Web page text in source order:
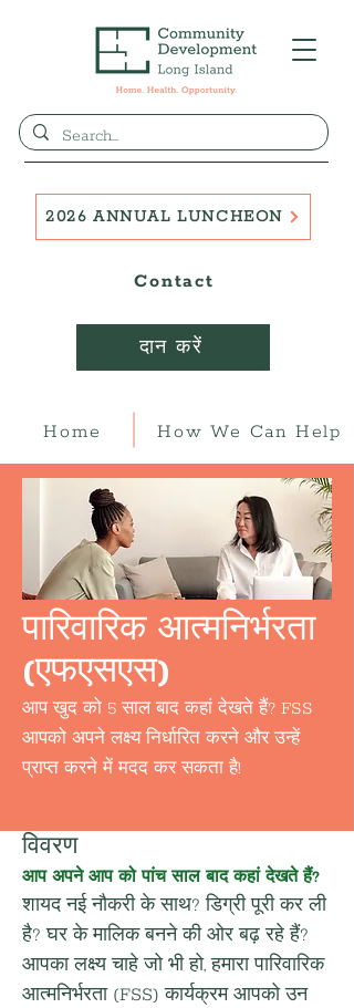
दान करें
Contact
2026 ANNUAL LUNCHEON
Home How We Can Help
पारिवारिक आत्मनिर्भरता
(एफएसएस)
आप खुद को 5 साल बाद कहां देखते हैं? FSS
आपको अपने लक्ष्य निर्धारित करने और उन्हें
प्राप्त करने में मदद कर सकता है!
विवरण
आप अपने आप को पांच साल बाद कहां देखते हैं?
शायद नई नौकरी के साथ? डिग्री पूरी कर ली
है? घर के मालिक बनने की ओर बढ़ रहे हैं?
आपका लक्ष्य चाहे जो भी हो, हमारा पारिवारिक
आत्मनिर्भरता (FSS) कार्यक्रम आपको उन